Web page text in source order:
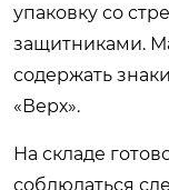
упаковку со
защитниками.
содержать
«Верх».
На складе
соблюдаться